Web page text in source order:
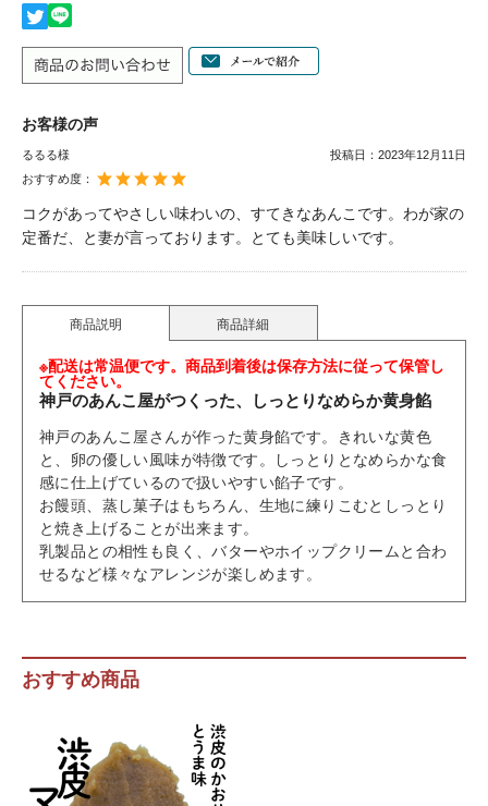
お客様の声
るるる様 投稿日： 2023年12月11日
おすすめ度：
コクがあってやさしい味わいの、すてきなあんこです。わが家の
定番だ、と妻が言っております。とても美味しいです。
商品説明 商品詳細
※配送は常温便です。商品到着後は保存方法に従って保管し
てください。
神戸のあんこ屋がつくった、しっとりなめらか黄身餡
神戸のあんこ屋さんが作った黄身餡です。きれいな黄色
と、卵の優しい風味が特徴です。しっとりとなめらかな食
感に仕上げているので扱いやすい餡子です。
お饅頭、蒸し菓子はもちろん、生地に練りこむとしっとり
と焼き上げることが出来ます。
乳製品との相性も良く、バターやホイップクリームと合わ
せるなど様々なアレンジが楽しめます。
おすすめ商品